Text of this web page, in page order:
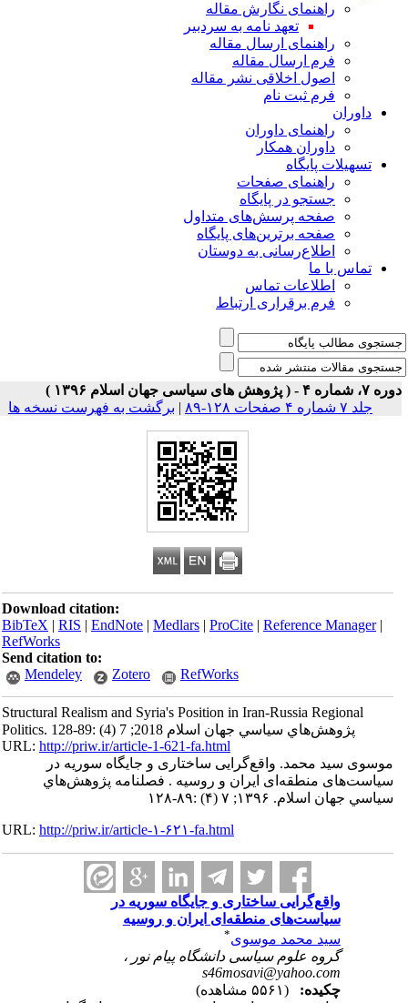
راهنمای نگارش مقاله
تعهد نامه به سردبیر
راهنمای ارسال مقاله
فرم ارسال مقاله
اصول اخلاقی نشر مقاله
فرم ثبت نام
داوران
راهنمای داوران
داوران همکار
تسهیلات پایگاه
راهنمای صفحات
جستجو در پایگاه
صفحه پرسش‌های متداول
صفحه برترین‌های پایگاه
اطلاع‌رسانی به دوستان
تماس با ما
اطلاعات تماس
فرم برقراری ارتباط
۴ - ( پژوهش های سیاسی جهان اسلام ۱۳۹۶ )
جلد ۷ شماره ۴ صفحات ۱۲۸-۸۹
| برگشت به فهرست نسخه ها
Download citation:
BibTeX|RIS|EndNote|Medlars|ProCite|Reference Manager
RefWorks
Send citation to:
Mendeley
Zotero RefWorks
Structural Realism and Syria's Position in Iran-Russia Regional
Politics. پژوهش‌هاي سياسي جهان اسلام 2018; 7 (4) :89-128
URL:http://priw.ir/article-1-621-fa.html
موسوی سید محمد. واقع‌گرایی ساختاری و جایگاه سوریه در
سیاست‌های منطقه‌ای ایران و روسیه . فصلنامه پژوهش‌هاي
سياسي جهان اسلام. ۱۳۹۶; ۷ (۴) :۸۹-۱۲۸
URL:http://priw.ir/article-۱-۶۲۱-fa.html
واقع‌گرایی ساختاری و جایگاه سوریه در
سیاست‌های منطقه‌ای ایران و روسیه
سید محمد موسوی*
گروه علوم سیاسی دانشگاه پیام نور ،
s46mosavi@yahoo.com
چکیده: